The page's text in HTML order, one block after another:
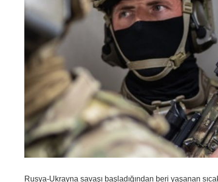
Rusya-Ukrayna savaşı başladığından beri yaşanan